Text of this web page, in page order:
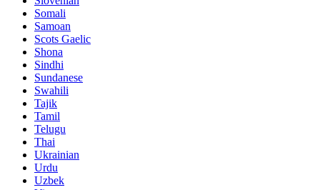
Somali
Samoan
Scots Gaelic
Shona
Sindhi
Sundanese
Swahili
Tajik
Tamil
Telugu
Thai
Ukrainian
Urdu
Uzbek